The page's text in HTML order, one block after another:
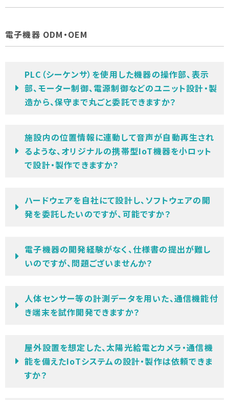
電子機器 ODM・OEM
PLC（シーケンサ）を使用した機器の操作部、表示
部、モーター制御、電源制御などのユニット設計・製
造から、保守まで丸ごと委託できますか？
施設内の位置情報に連動して音声が自動再生され
るような、オリジナルの携帯型IoT機器を小ロット
で設計・製作できますか？
ハードウェアを自社にて設計し、ソフトウェアの開
発を委託したいのですが、可能ですか？
電子機器の開発経験がなく、仕様書の提出が難し
いのですが、問題ございませんか？
人体センサー等の計測データを用いた、通信機能付
き端末を試作開発できますか？
屋外設置を想定した、太陽光給電とカメラ・通信機
能を備えたIoTシステムの設計・製作は依頼できま
すか？